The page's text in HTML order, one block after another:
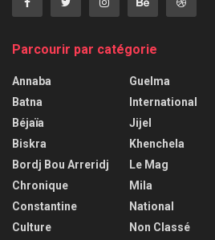
Parcourir par catégorie
Annaba
Batna
Béjaïa
Biskra
Bordj Bou Arreridj
Chronique
Constantine
Culture
Guelma
International
Jijel
Khenchela
Le Mag
Mila
National
Non Classé